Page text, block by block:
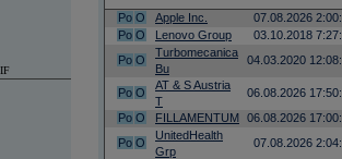
Po O Apple Inc.
07.08.2026
Po O Lenovo Group
03.10.2018
Po O
Turbomecanica
Bu
04.03.2020
Po O
AT & S Austria
T
06.08.2026
Po O FILLAMENTUM 06.08.2026
Po O
UnitedHealth
Grp
07.08.2026